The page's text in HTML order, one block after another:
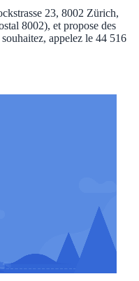
23, 8002 Zürich,
8002), et propose des
appelez le 44 516